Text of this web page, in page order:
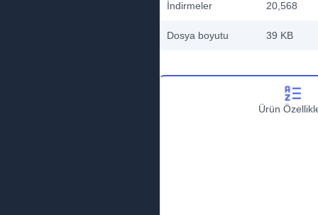
İndirmeler 20,568
Dosya boyutu 39 KB
Ürün